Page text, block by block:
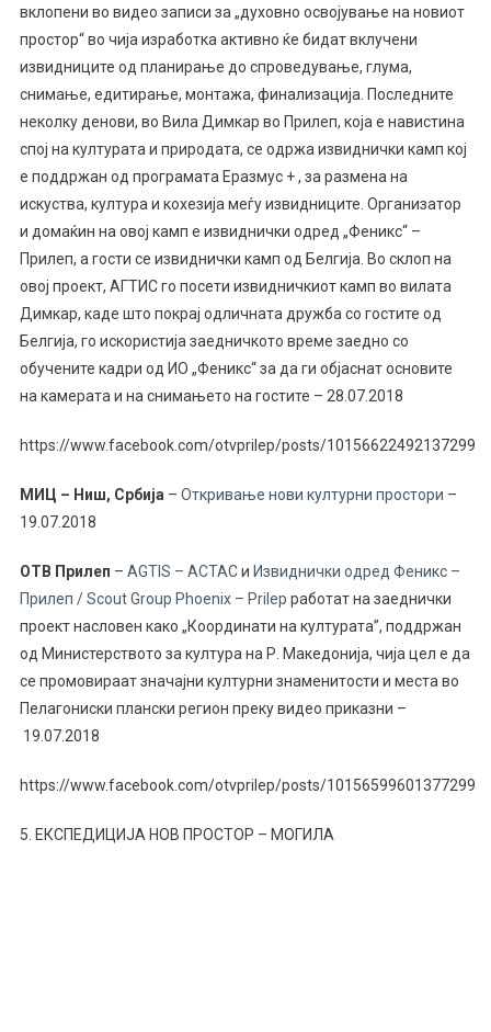
вклопени во видео записи за „духовно освојување на новиот
простор“ во чија изработка активно ќе бидат вклучени
извидниците од планирање до спроведување, глума,
снимање, едитирање, монтажа, финализација. Последните
неколку денови, во Вила Димкар во Прилеп, која е навистина
спој на културата и природата, се одржа извиднички камп кој
е поддржан од програмата Еразмус + , за размена на
искуства, култура и кохезија меѓу извидниците. Организатор
и домаќин на овој камп е извиднички одред „Феникс“ –
Прилеп, а гости се извиднички камп од Белгија. Во склоп на
овој проект, АГТИС го посети извидничкиот камп во вилата
Димкар, каде што покрај одличната дружба со гостите од
Белгија, го искористија заедничкото време заедно со
обучените кадри од ИО „Феникс“ за да ги објаснат основите
на камерата и на снимањето на гостите – 28.07.2018
https://www.facebook.com/otvprilep/posts/10156622492137299
МИЦ – Ниш, Србија – Откривање нови културни простори –
19.07.2018
ОТВ Прилеп – AGTIS – ACTACи Извиднички одред Феникс –
Прилеп / Scout Group Phoenix – Prilep работат на заеднички
проект насловен како „Координати на културата”, поддржан
од Министерството за култура на Р. Македонија, чија цел е да
се промовираат значајни културни знаменитости и места во
Пелагониски плански регион преку видео приказни –
19.07.2018
https://www.facebook.com/otvprilep/posts/10156599601377299
5. ЕКСПЕДИЦИЈА НОВ ПРОСТОР – МОГИЛА